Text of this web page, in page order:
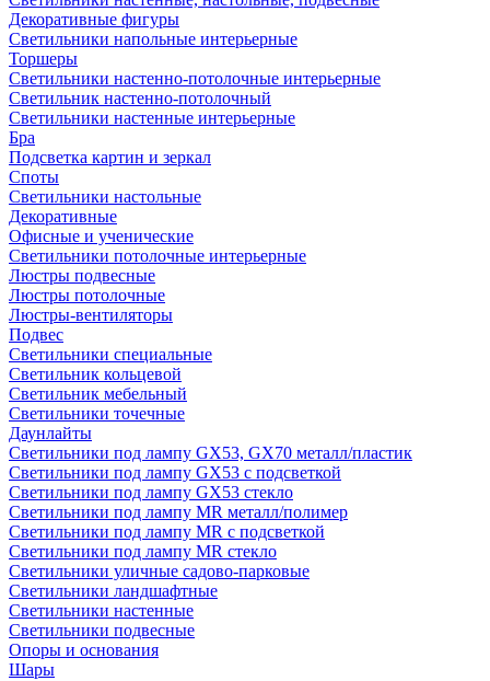
Декоративные фигуры
Светильники напольные интерьерные
Торшеры
Светильники настенно-потолочные интерьерные
Светильник настенно-потолочный
Светильники настенные интерьерные
Бра
Подсветка картин и зеркал
Споты
Светильники настольные
Декоративные
Офисные и ученические
Светильники потолочные интерьерные
Люстры подвесные
Люстры потолочные
Люстры-вентиляторы
Подвес
Светильники специальные
Светильник кольцевой
Светильник мебельный
Светильники точечные
Даунлайты
Светильники под лампу GX53, GX70 металл/пластик
Светильники под лампу GX53 с подсветкой
Светильники под лампу GX53 стекло
Светильники под лампу MR металл/полимер
Светильники под лампу MR с подсветкой
Светильники под лампу MR стекло
Светильники уличные садово-парковые
Светильники ландшафтные
Светильники настенные
Светильники подвесные
Опоры и основания
Шары